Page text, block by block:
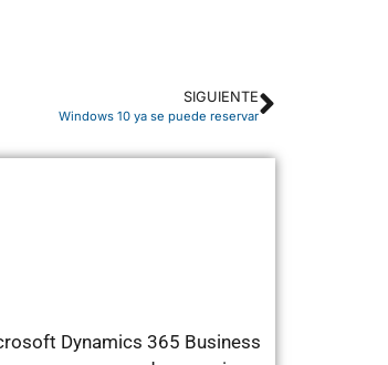
SIGUIENTE
Windows 10 ya se puede reservar
Dynamics 365 Business